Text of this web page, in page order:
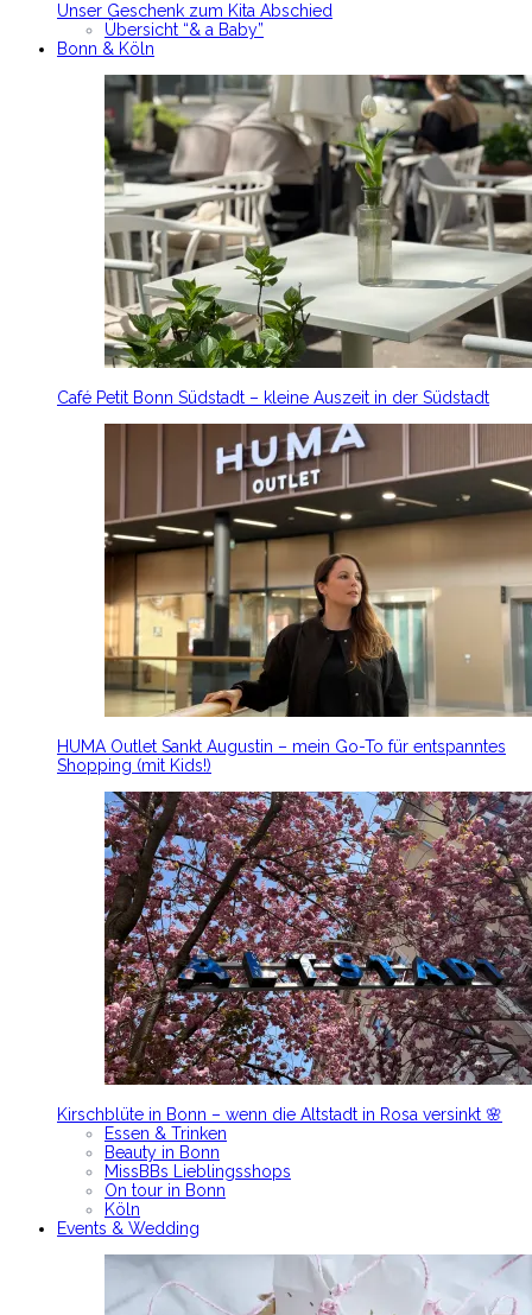
Unser Geschenk zum Kita Abschied
Übersicht “& a Baby”
Bonn & Köln
Café Petit Bonn Südstadt – kleine Auszeit in der Südstadt
HUMA Outlet Sankt Augustin – mein Go-To für entspanntes
Shopping (mit Kids!)
Kirschblüte in Bonn – wenn die Altstadt in Rosa versinkt 🌸
Essen & Trinken
Beauty in Bonn
MissBBs Lieblingsshops
On tour in Bonn
Köln
Events & Wedding